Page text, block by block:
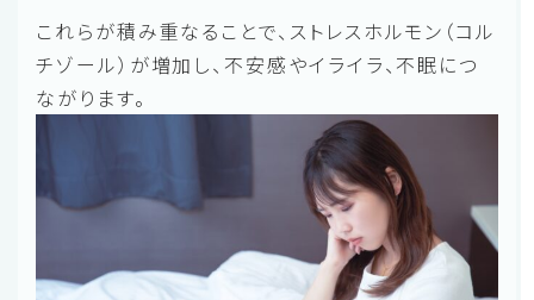
これらが積み重なることで、ストレスホルモン（コル
チゾール）が増加し、不安感やイライラ、不眠につ
ながります。